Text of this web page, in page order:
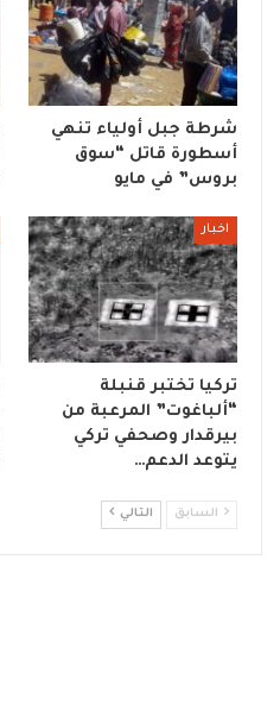
شرطة جبل أولياء تنهي
أسطورة قاتل “سوق
بروس” في مايو
اخبار
تركيا تختبر قنبلة
“ألباغوت” المرعبة من
بيرقدار وصحفي تركي
يتوعد الدعم…
السابق التالي